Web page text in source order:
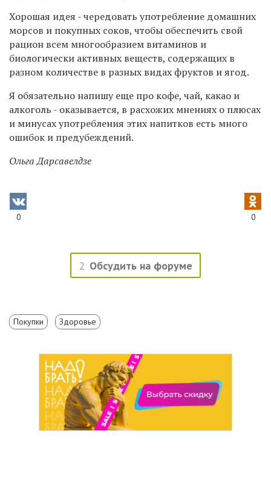
Хорошая идея - чередовать употребление домашних
морсов и покупных соков, чтобы обеспечить свой
рацион всем многообразием витаминов и
биологически активных веществ, содержащих в
разном количестве в разных видах фруктов и ягод.
Я обязательно напишу еще про кофе, чай, какао и
алкоголь - оказывается, в расхожих мнениях о плюсах
и минусах употребления этих напитков есть много
ошибок и предубеждений.
Ольга Дарсавелдзе
0 0
2 Обсудить на форуме
Покупки Здоровье